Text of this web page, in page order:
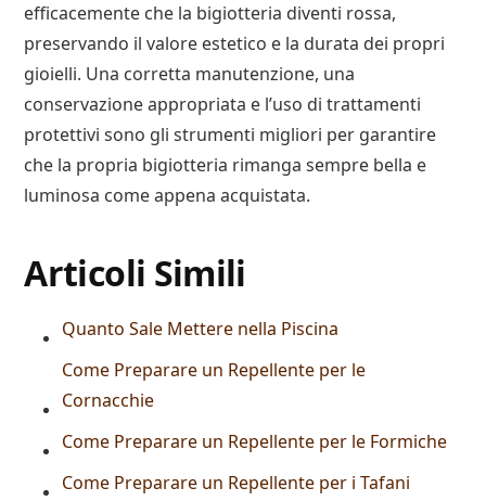
efficacemente che la bigiotteria diventi rossa,
preservando il valore estetico e la durata dei propri
gioielli. Una corretta manutenzione, una
conservazione appropriata e l’uso di trattamenti
protettivi sono gli strumenti migliori per garantire
che la propria bigiotteria rimanga sempre bella e
luminosa come appena acquistata.
Articoli Simili
Quanto Sale Mettere nella Piscina
Come Preparare un Repellente per le
Cornacchie
Come Preparare un Repellente per le Formiche
Come Preparare un Repellente per i Tafani